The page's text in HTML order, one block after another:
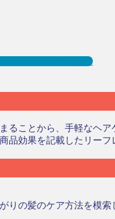
ト３選と事例を紹介
ることから、手軽なヘ
品効果を記載したリー
の髪のケア方法を模索